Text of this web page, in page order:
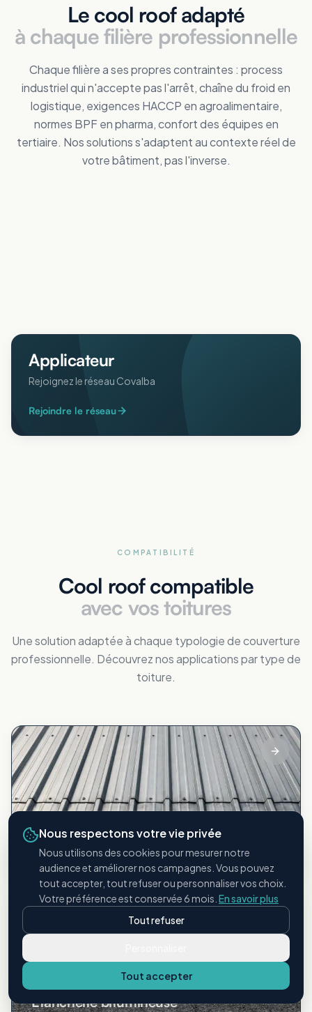
Le cool roof adapté
à chaque filière professionnelle
Chaque filière a ses propres contraintes : process
industriel qui n'accepte pas l'arrêt, chaîne du froid en
logistique, exigences HACCP en agroalimentaire,
normes BPF en pharma, confort des équipes en
tertiaire. Nos solutions s'adaptent au contexte réel de
votre bâtiment, pas l'inverse.
Tertiaire
Applicateur
Rejoignez le réseau Covalba
Rejoindre le réseau
COMPATIBILITÉ
Cool roof compatible
avec vos toitures
Une solution adaptée à chaque typologie de couverture
professionnelle. Découvrez nos applications par type de
toiture.
Bac acier
Toitures métalliques industrielles
Étanchéité bitumineuse
Nous respectons votre vie privée
Nous utilisons des cookies pour mesurer notre
audience et améliorer nos campagnes. Vous pouvez
tout accepter, tout refuser ou personnaliser vos choix.
Votre préférence est conservée 6 mois. En savoir plus
Tout refuser
Tout accepter